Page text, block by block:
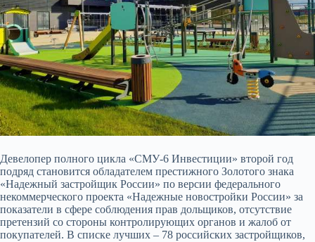
Девелопер полного цикла «СМУ-6 Инвестиции» второй год
подряд становится обладателем престижного Золотого знака
«Надежный застройщик России» по версии федерального
некоммерческого проекта «Надежные новостройки России» за
показатели в сфере соблюдения прав дольщиков, отсутствие
претензий со стороны контролирующих органов и жалоб от
покупателей. В списке лучших – 78 российских застройщиков,